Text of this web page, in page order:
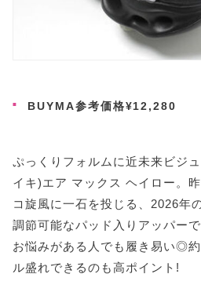
BUYMA参考価格¥12,280
ぷっくりフォルムに近未来ビジ
イキ)エア マックス ヘイロー。
コ旋風に一石を投じる、2026年
調節可能なパッド入りアッパー
お悩みがある人でも履き易い◎
ル盛れできるのも高ポイント!